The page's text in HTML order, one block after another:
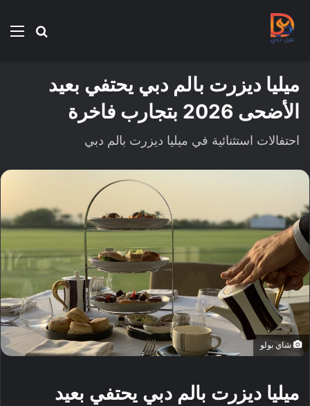
بحث
ميليا ديزرت بالم دبي يحتفي بعيد
الأضحى 2026 بتجارب فاخرة
احتفالات استثنائية في ميليا ديزرت بالم دبي
شاي بولو
ميليا ديزرت بالم دبي يحتفي بعيد